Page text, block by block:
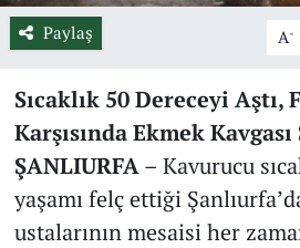
Paylaş A-
Sıcaklık 50 Dereceyi Aştı,
Karşısında Ekmek
ŞANLIURFA– Kavurucu
yaşamı felç ettiği
ustalarının mesaisi her